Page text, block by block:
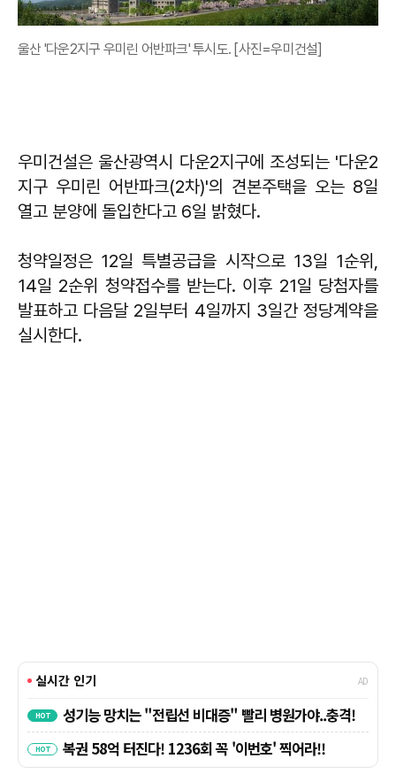
울산 '다운2지구 우미린 어반파크' 투시도. [사진=우미건설]
우미건설은 울산광역시 다운2지구에 조성되는 '다운2
지구 우미린 어반파크(2차)'의 견본주택을 오는 8일
열고 분양에 돌입한다고 6일 밝혔다.
청약일정은 12일 특별공급을 시작으로 13일 1순위,
14일 2순위 청약접수를 받는다. 이후 21일 당첨자를
발표하고 다음달 2일부터 4일까지 3일간 정당계약을
실시한다.